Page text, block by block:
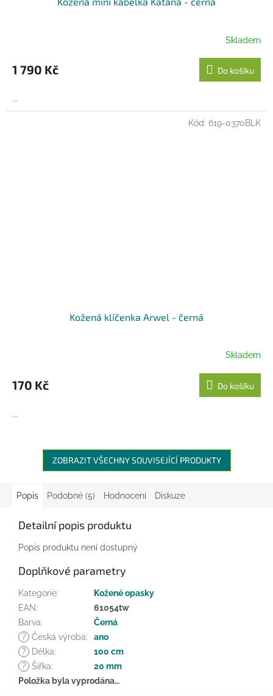
R
M
A
Skladem
1 790 Kč Do košíku
...
Kožená klíčenka Arwel - černá
Skladem
170 Kč Do košíku
...
Kód: 619-0370BLK
ZOBRAZIT VŠECHNY SOUVISEJÍCÍ PRODUKTY
Popis Podobné (5) Hodnocení Diskuze
Detailní popis produktu
Popis produktu není dostupný
Doplňkové parametry
Kategorie:
Kožené opasky
EAN:
61054tw
Barva:
Černá
?
Česká výroba:
ano
?
Délka:
100 cm
?
Šířka:
20 mm
Položka byla vyprodána…